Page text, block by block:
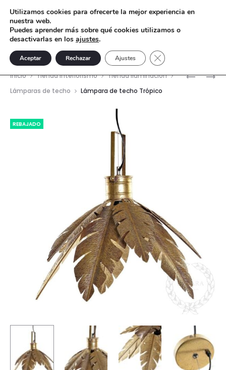
LÁMPARA
APLIQUE
Inicio Tienda interiorismo
Tienda Iluminación
Lámparas de techo
Lámpara de techo Trópico
REBAJADO
Utilizamos cookies para ofrecerte la mejor experiencia en
nuestra web.
Puedes aprender más sobre qué cookies utilizamos o
desactivarlas en los ajustes.
Aceptar Rechazar Ajustes Cerrar el banner de